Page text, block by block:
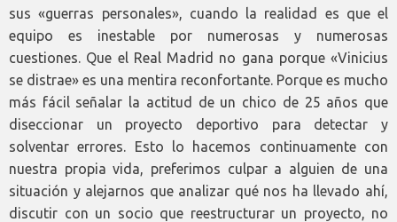
sus «guerras personales», cuando la realidad es que el
equipo es inestable por numerosas y numerosas
cuestiones. Que el Real Madrid no gana porque «Vinicius
se distrae» es una mentira reconfortante. Porque es mucho
más fácil señalar la actitud de un chico de 25 años que
diseccionar un proyecto deportivo para detectar y
solventar errores. Esto lo hacemos continuamente con
nuestra propia vida, preferimos culpar a alguien de una
situación y alejarnos que analizar qué nos ha llevado ahí,
discutir con un socio que reestructurar un proyecto, no